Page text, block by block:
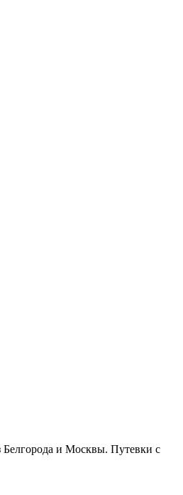
и Москвы. Путевки с